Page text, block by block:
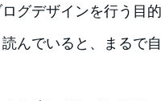
グデザインを行う目
んでいると、まるで